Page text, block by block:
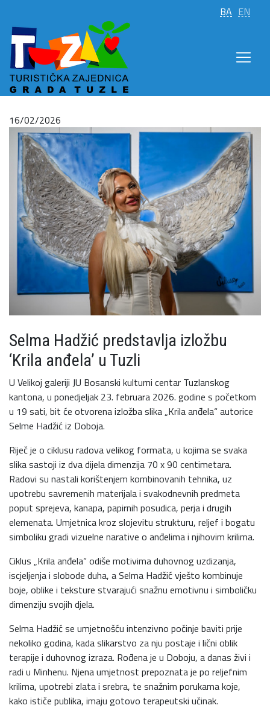
BA EN
16/02/2026
Selma Hadžić predstavlja izložbu
‘Krila anđela’ u Tuzli
U Velikoj galeriji JU Bosanski kulturni centar Tuzlanskog
kantona, u ponedjeljak 23. februara 2026. godine s početkom
u 19 sati, bit će otvorena izložba slika „Krila anđela“ autorice
Selme Hadžić iz Doboja.
Riječ je o ciklusu radova velikog formata, u kojima se svaka
slika sastoji iz dva dijela dimenzija 70 x 90 centimetara.
Radovi su nastali korištenjem kombinovanih tehnika, uz
upotrebu savremenih materijala i svakodnevnih predmeta
poput sprejeva, kanapa, papirnih posudica, perja i drugih
elemenata. Umjetnica kroz slojevitu strukturu, reljef i bogatu
simboliku gradi vizuelne narative o anđelima i njihovim krilima.
Ciklus „Krila anđela“ odiše motivima duhovnog uzdizanja,
iscjeljenja i slobode duha, a Selma Hadžić vješto kombinuje
boje, oblike i teksture stvarajući snažnu emotivnu i simboličku
dimenziju svojih djela.
Selma Hadžić se umjetnošću intenzivno počinje baviti prije
nekoliko godina, kada slikarstvo za nju postaje i lični oblik
terapije i duhovnog izraza. Rođena je u Doboju, a danas živi i
radi u Minhenu. Njena umjetnost prepoznata je po reljefnim
krilima, upotrebi zlata i srebra, te snažnim porukama koje,
kako ističe publika, imaju gotovo terapeutski učinak.